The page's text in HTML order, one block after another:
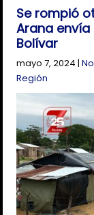
Se rompió
Arana
Bolívar
mayo 7, 2024 |
Región